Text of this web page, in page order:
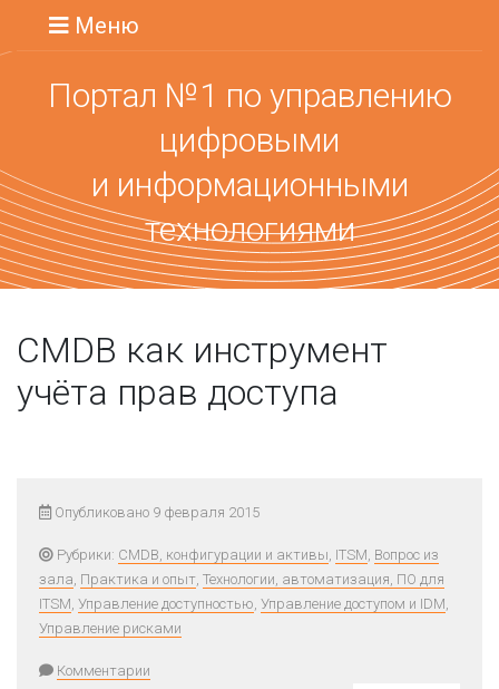
Меню
Портал №1 по управлению
цифровыми
и информационными
технологиями
CMDB как инструмент
учёта прав доступа
Опубликовано 9 февраля 2015
Рубрики: CMDB, конфигурации и активы, ITSM, Вопрос из
зала, Практика и опыт, Технологии, автоматизация, ПО для
ITSM, Управление доступностью, Управление доступом и IDM,
Управление рисками
Комментарии